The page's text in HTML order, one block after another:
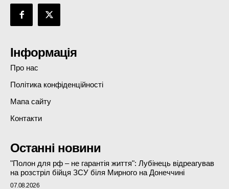
Інформація
Про нас
Політика конфіденційності
Мапа сайту
Контакти
Останні новини
"Полон для рф – не гарантія життя": Лубінець відреагував
на розстріл бійця ЗСУ біля Мирного на Донеччині
07.08.2026